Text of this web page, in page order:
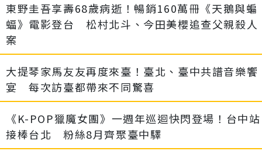
東野圭吾享壽68歲病逝！暢銷160萬冊《天鵝與蝙
蝠》電影登台 松村北斗、今田美櫻追查父親殺人
案
大提琴家馬友友再度來臺！臺北、臺中共譜音樂饗
宴 每次訪臺都帶來不同驚喜
《K-POP獵魔女團》一週年巡迴快閃登場！台中站
接棒台北 粉絲8月齊聚臺中驛